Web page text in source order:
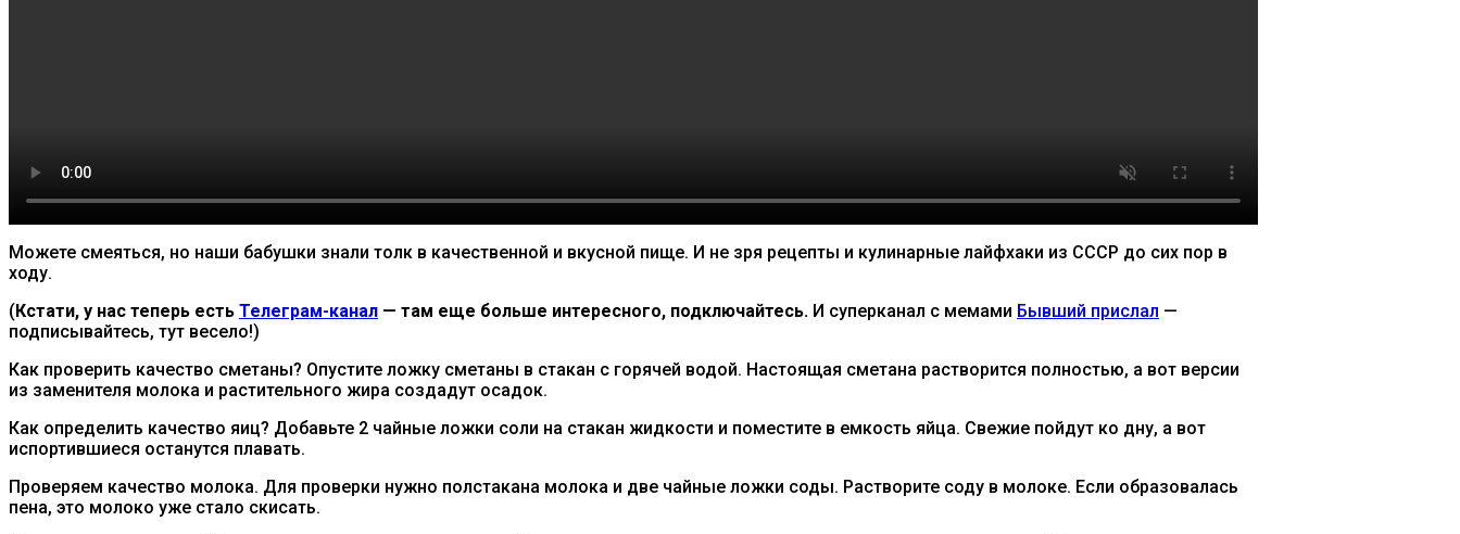
Можете смеяться, но наши бабушки знали толк в качественной и вкусной пище. И не зря рецепты и кулинарные лайфхаки из СССР до сих пор в
ходу.
( Кстати, у нас теперь есть Телеграм-канал — там еще больше интересного, подключайтесь. И суперканал с мемами Бывший прислал —
подписывайтесь, тут весело!)
Как проверить качество сметаны? Опустите ложку сметаны в стакан с горячей водой. Настоящая сметана растворится полностью, а вот версии
из заменителя молока и растительного жира создадут осадок.
Как определить качество яиц? Добавьте 2 чайные ложки соли на стакан жидкости и поместите в емкость яйца. Свежие пойдут ко дну, а вот
испортившиеся останутся плавать.
Проверяем качество молока. Для проверки нужно полстакана молока и две чайные ложки соды. Растворите соду в молоке. Если образовалась
пена, это молоко уже стало скисать.